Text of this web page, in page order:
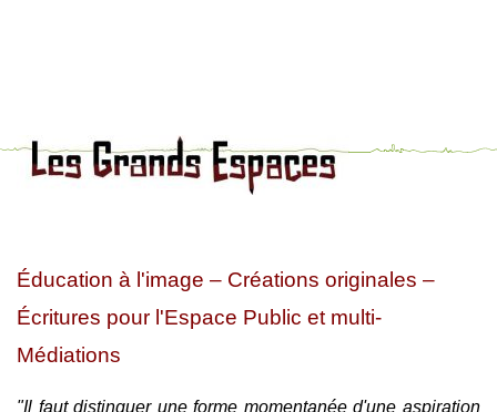
Éducation à l'image – Créations originales –
Écritures pour l'Espace Public et multi-
Médiations
"Il faut distinguer une forme momentanée d'une aspiration